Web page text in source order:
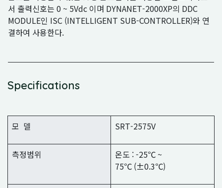
서 출력신호는 0 ~ 5Vdc 이며 DYNANET-2000XP의 DDC
MODULE인 ISC (INTELLIGENT SUB-CONTROLLER)와 연
결하여 사용한다.
Specifications
모 델 SRT-2575V
측정범위
온도 : -25℃ ~
75℃ (±0.3℃)